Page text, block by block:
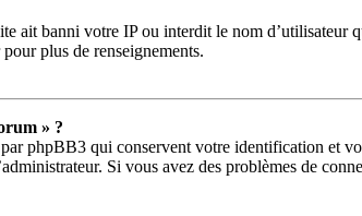
ait banni votre IP ou interdit le nom
plus de renseignements.
» ?
phpBB3 qui conservent votre identification et
Si vous avez des problèmes de